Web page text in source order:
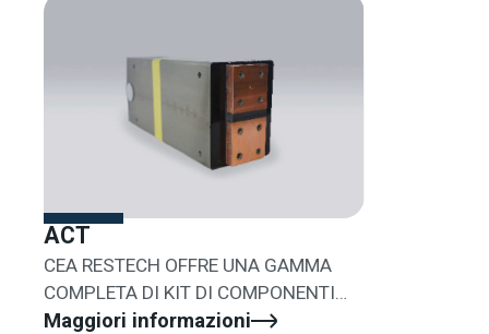
ACT
CEA RESTECH OFFRE UNA GAMMA
COMPLETA DI KIT DI COMPONENTI
PER PROGETTI SPECIALI O RETROFIT
Maggiori informazioni